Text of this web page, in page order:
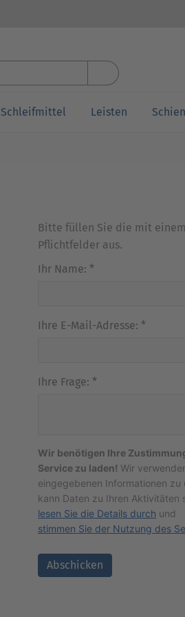
Schleifmittel Leisten
Bitte füllen Sie die mit
Pflichtfelder aus.
Ihr Name: *
Ihre E-Mail-Adresse: *
Ihre Frage: *
Wir benötigen Ihre
Service zu laden! Wir
eingegebenen Informationen
kann Daten zu Ihren Aktivitäten
lesen Sie die Details durch und
stimmen Sie der Nutzung des
Abschicken